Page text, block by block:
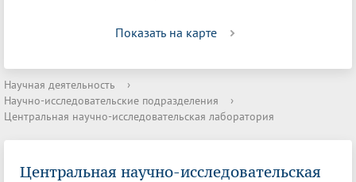
Показать на карте
Научная деятельность
›
Научно-исследовательские подразделения
›
Центральная научно-исследовательская лаборатория
Центральная научно-исследовательская